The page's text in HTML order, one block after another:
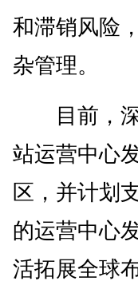
和滞销风险
杂管理。
目前，深
站运营中心
区，并计划
的运营中心
活拓展全球